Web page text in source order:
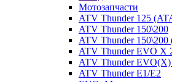
Мотозапчасти
ATV Thunder 125
ATV Thunder 150\200
ATV Thunder 150\200
ATV Thunder EVO X
ATV Thunder EVO(X)
ATV Thunder Е1/Е2